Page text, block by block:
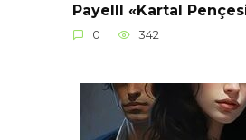
Payelll «Kartal
0 342